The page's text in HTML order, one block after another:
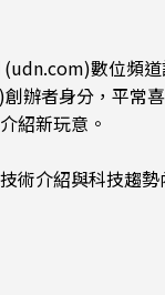
(udn.com)數位頻
辦者身分，平常
紹新玩意。
術介紹與科技趨勢